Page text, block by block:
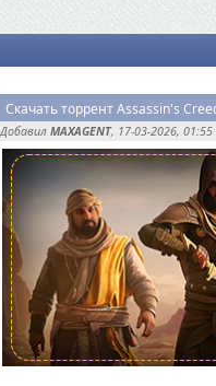
Скачать торрент Assassin's
Добавил MAXAGENT, 17-03-2026, 01:55